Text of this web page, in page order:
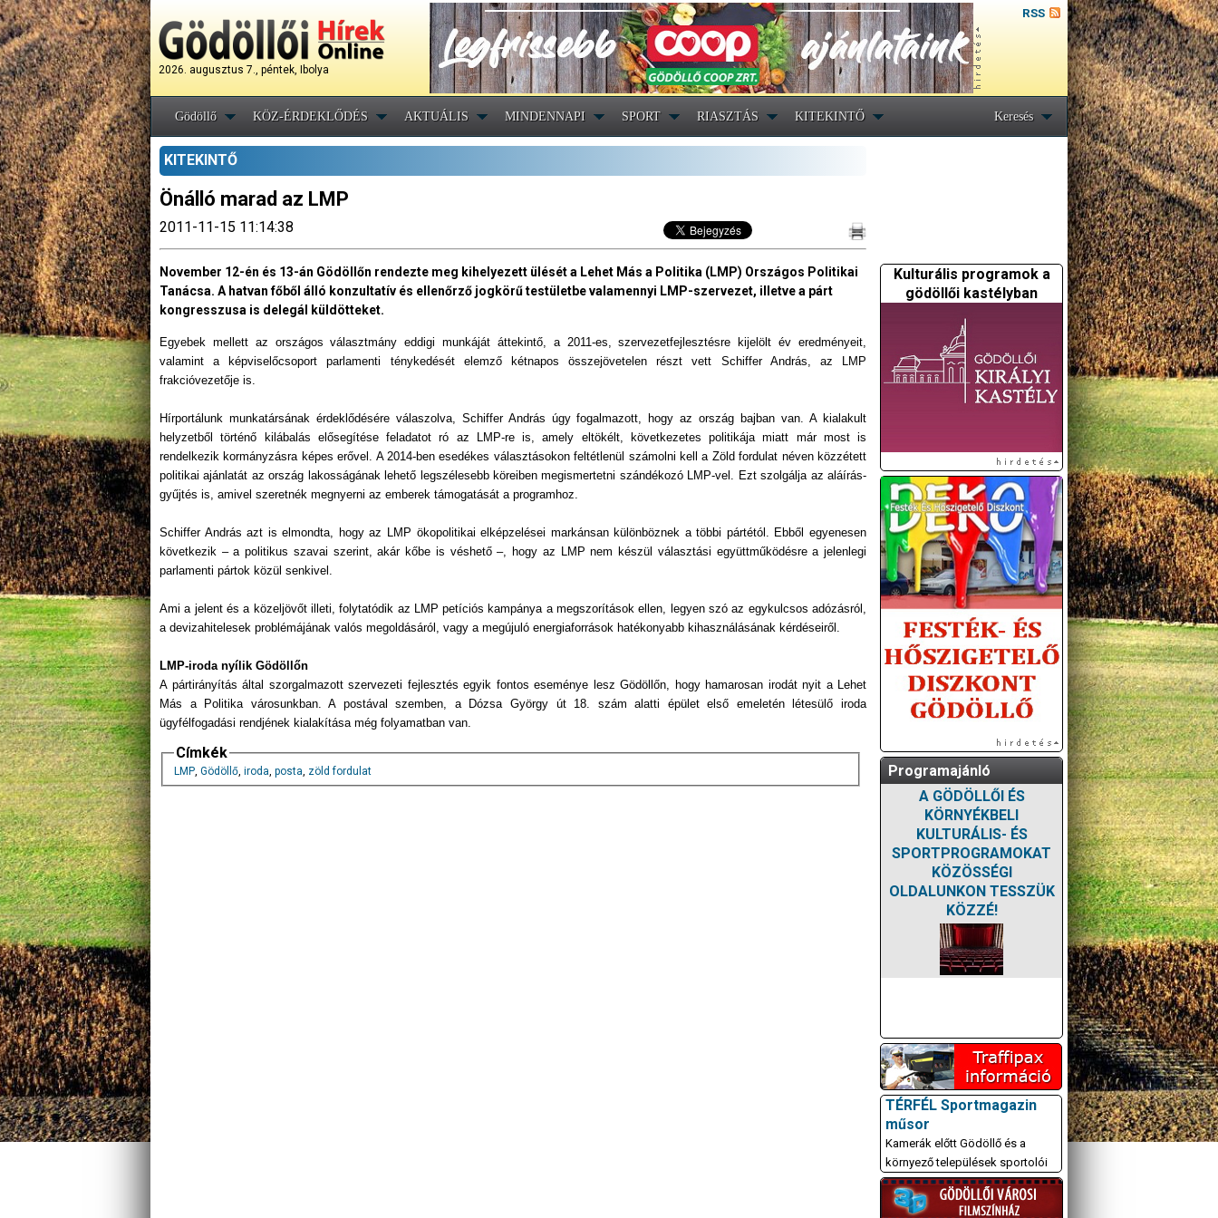
2026. augusztus 7., péntek, Ibolya
RSS
Gödöllő KÖZ-ÉRDEKLŐDÉS AKTUÁLIS MINDENNAPI SPORT RIASZTÁS KITEKINTŐ Keresés
KITEKINTŐ
Önálló marad az LMP
2011-11-15 11:14:38
November 12-én és 13-án Gödöllőn rendezte meg kihelyezett ülését a Lehet Más a Politika (LMP) Országos Politikai
Tanácsa. A hatvan főből álló konzultatív és ellenőrző jogkörű testületbe valamennyi LMP-szervezet, illetve a párt
kongresszusa is delegál küldötteket.
Egyebek mellett az országos választmány eddigi munkáját áttekintő, a 2011-es, szervezetfejlesztésre kijelölt év eredményeit,
valamint a képviselőcsoport parlamenti ténykedését elemző kétnapos összejövetelen részt vett Schiffer András, az LMP
frakcióvezetője is.
Hírportálunk munkatársának érdeklődésére válaszolva, Schiffer András úgy fogalmazott, hogy az ország bajban van. A kialakult
helyzetből történő kilábalás elősegítése feladatot ró az LMP-re is, amely eltökélt, következetes politikája miatt már most is
rendelkezik kormányzásra képes erővel. A 2014-ben esedékes választásokon feltétlenül számolni kell a Zöld fordulat néven közzétett
politikai ajánlatát az ország lakosságának lehető legszélesebb köreiben megismertetni szándékozó LMP-vel. Ezt szolgálja az aláírás-
gyűjtés is, amivel szeretnék megnyerni az emberek támogatását a programhoz.
Schiffer András azt is elmondta, hogy az LMP ökopolitikai elképzelései markánsan különböznek a többi pártétól. Ebből egyenesen
következik – a politikus szavai szerint, akár kőbe is véshető –, hogy az LMP nem készül választási együttműködésre a jelenlegi
parlamenti pártok közül senkivel.
Ami a jelent és a közeljövőt illeti, folytatódik az LMP petíciós kampánya a megszorítások ellen, legyen szó az egykulcsos adózásról,
a devizahitelesek problémájának valós megoldásáról, vagy a megújuló energiaforrások hatékonyabb kihasználásának kérdéseiről.
LMP-iroda nyílik Gödöllőn
A pártirányítás által szorgalmazott szervezeti fejlesztés egyik fontos eseménye lesz Gödöllőn, hogy hamarosan irodát nyit a Lehet
Más a Politika városunkban. A postával szemben, a Dózsa György út 18. szám alatti épület első emeletén létesülő iroda
ügyfélfogadási rendjének kialakítása még folyamatban van.
Címkék
LMP, Gödöllő, iroda, posta, zöld fordulat
Kulturális programok a
gödöllői kastélyban
Programajánló
A GÖDÖLLŐI ÉS
KÖRNYÉKBELI
KULTURÁLIS- ÉS
SPORTPROGRAMOKAT
KÖZÖSSÉGI
OLDALUNKON TESSZÜK
KÖZZÉ!
TÉRFÉL Sportmagazin
műsor
Kamerák előtt Gödöllő és a
környező települések sportolói